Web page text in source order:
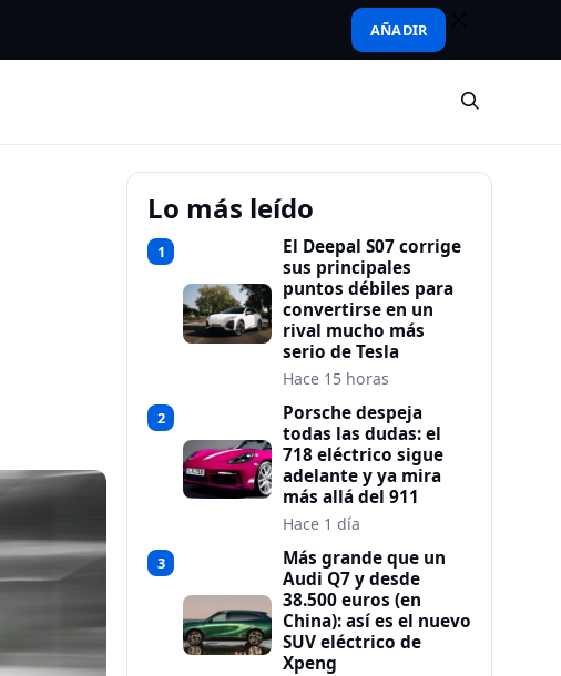
AÑADIR
Lo más leído
1
El Deepal S07 corrige
sus principales
puntos débiles para
convertirse en un
rival mucho más
serio de Tesla
Hace 15 horas
2
Porsche despeja
todas las dudas: el
718 eléctrico sigue
adelante y ya mira
más allá del 911
Hace 1 día
3
Más grande que un
Audi Q7 y desde
38.500 euros (en
China): así es el nuevo
SUV eléctrico de
Xpeng